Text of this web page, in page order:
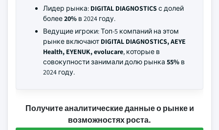
Лидер рынка: DIGITAL DIAGNOSTICSс долей
более20% в 2024 году.
Ведущие игроки: Топ-5 компаний на этом
рынке включают DIGITAL DIAGNOSTICS, AEYE
Health, EYENUK, evolucare, которые в
совокупности занимали долю рынка 55% в
2024 году.
Получите аналитические данные о рынке и
возможностях роста.